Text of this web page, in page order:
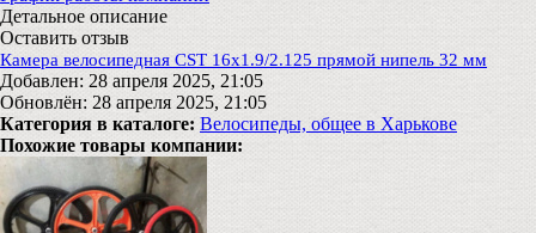
Детальное описание
Оставить отзыв
Камера велосипедная CST 16x1.9/2.125 прямой нипель 32 мм
Добавлен: 28 апреля 2025, 21:05
Обновлён: 28 апреля 2025, 21:05
Категория в каталоге: Велосипеды, общее в Харькове
Похожие товары компании: